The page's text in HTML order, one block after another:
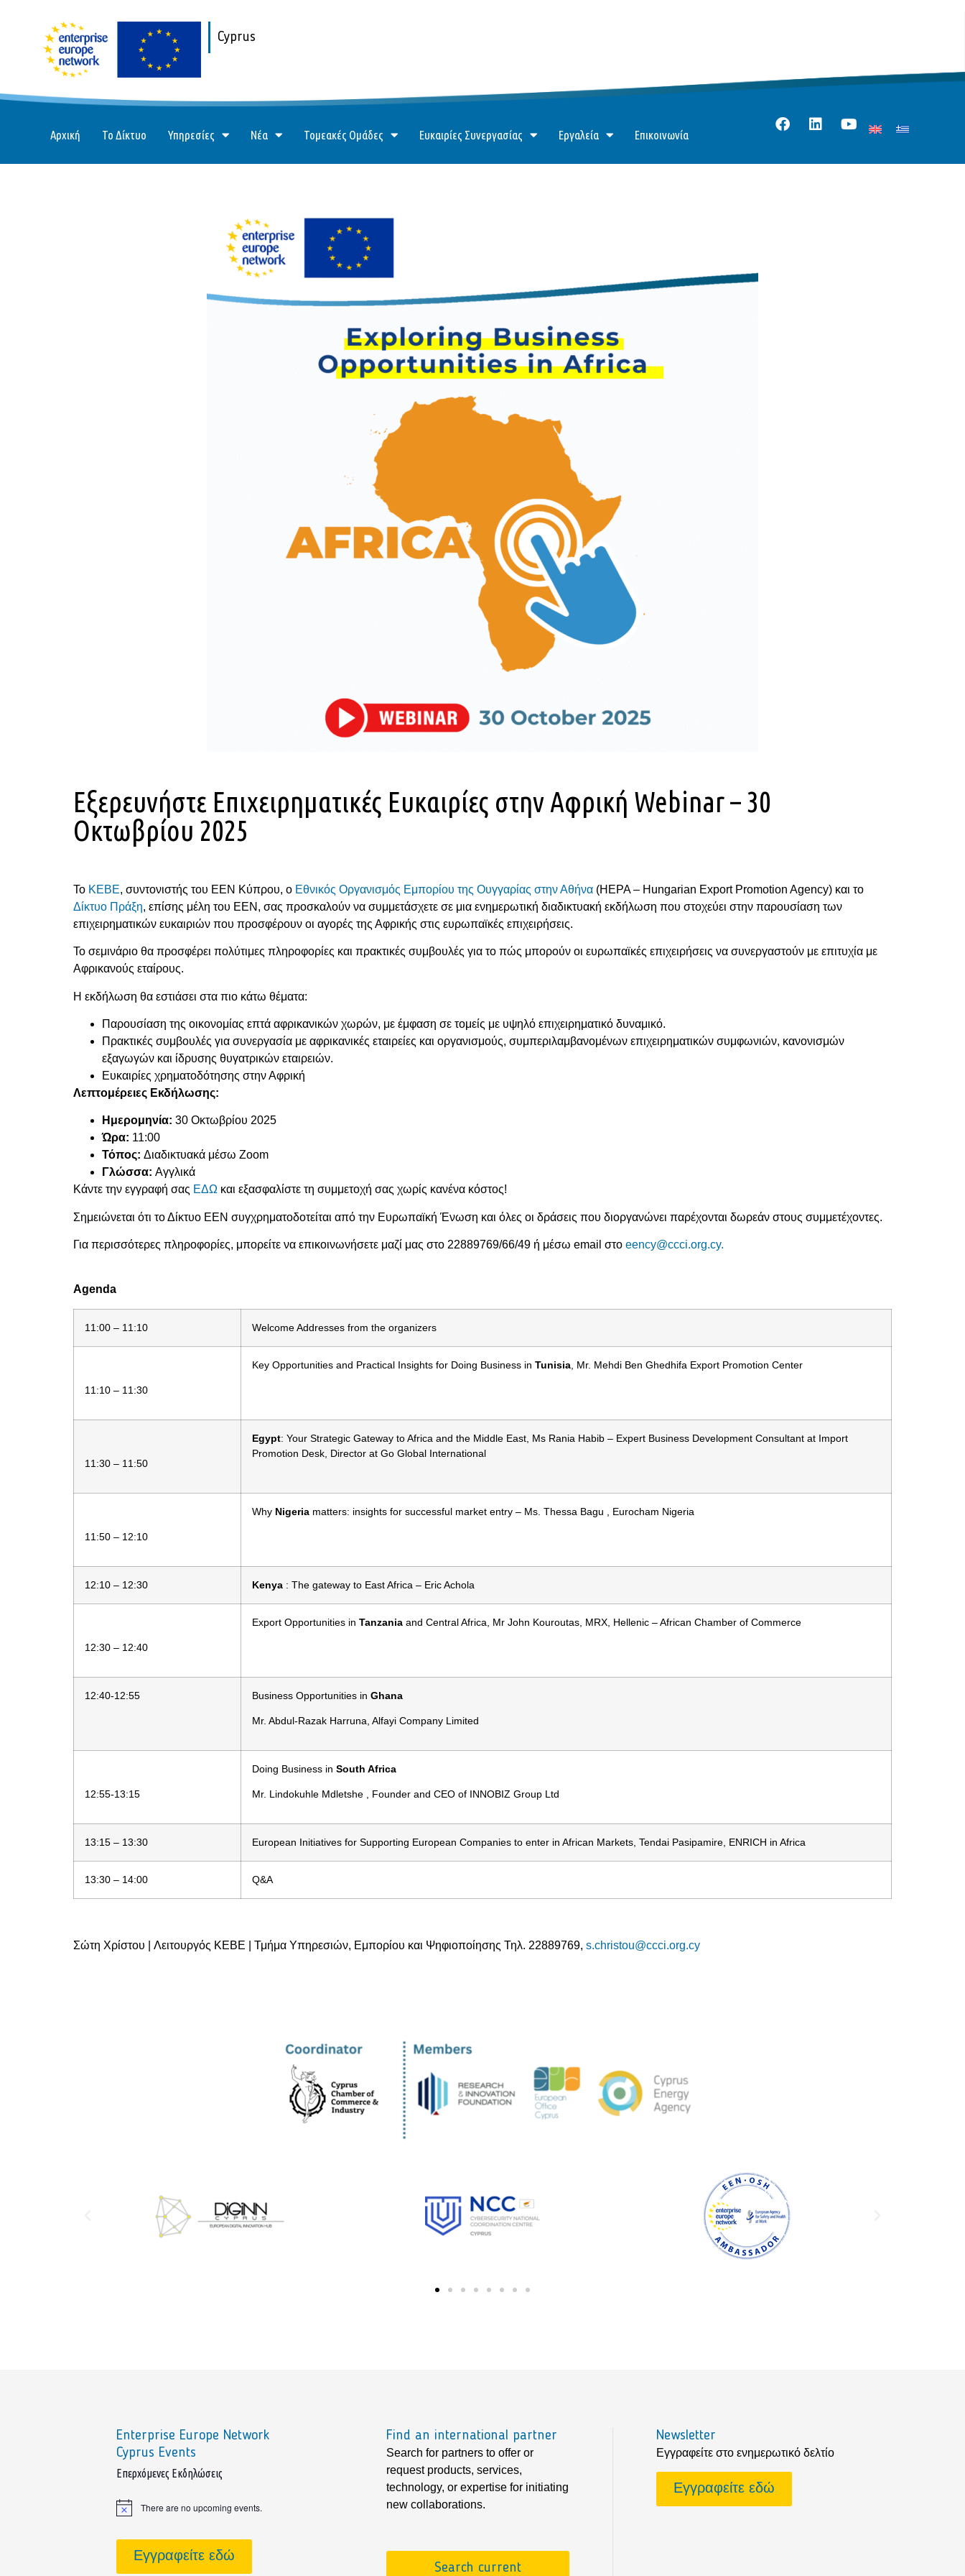
Cyprus
Αρχική Το Δίκτυο Υπηρεσίες Νέα Τομεακές Ομάδες Ευκαιρίες Συνεργασίας Εργαλεία Επικοινωνία
Εξερευνήστε Επιχειρηματικές Ευκαιρίες στην Αφρική Webinar – 30
Οκτωβρίου 2025
Το ΚΕΒΕ, συντονιστής του ΕΕΝ Κύπρου, o Εθνικός Οργανισμός Εμπορίου της Ουγγαρίας στην Αθήνα (HEPA – Hungarian Export Promotion Agency) και το
Δίκτυο Πράξη, επίσης μέλη του ΕΕΝ, σας προσκαλούν να συμμετάσχετε σε μια ενημερωτική διαδικτυακή εκδήλωση που στοχεύει στην παρουσίαση των
επιχειρηματικών ευκαιριών που προσφέρουν οι αγορές της Αφρικής στις ευρωπαϊκές επιχειρήσεις.
Το σεμινάριο θα προσφέρει πολύτιμες πληροφορίες και πρακτικές συμβουλές για το πώς μπορούν οι ευρωπαϊκές επιχειρήσεις να συνεργαστούν με επιτυχία με
Αφρικανούς εταίρους.
Η εκδήλωση θα εστιάσει στα πιο κάτω θέματα:
Παρουσίαση της οικονομίας επτά αφρικανικών χωρών, με έμφαση σε τομείς με υψηλό επιχειρηματικό δυναμικό.
Πρακτικές συμβουλές για συνεργασία με αφρικανικές εταιρείες και οργανισμούς, συμπεριλαμβανομένων επιχειρηματικών συμφωνιών, κανονισμών
εξαγωγών και ίδρυσης θυγατρικών εταιρειών.
Ευκαιρίες χρηματοδότησης στην Αφρική
Λεπτομέρειες Εκδήλωσης:
Ημερομηνία: 30 Οκτωβρίου 2025
Ώρα: 11:00
Τόπος: Διαδικτυακά μέσω Zoom
Γλώσσα: Αγγλικά
Κάντε την εγγραφή σας ΕΔΩ και εξασφαλίστε τη συμμετοχή σας χωρίς κανένα κόστος!
Σημειώνεται ότι το Δίκτυο ΕΕΝ συγχρηματοδοτείται από την Ευρωπαϊκή Ένωση και όλες οι δράσεις που διοργανώνει παρέχονται δωρεάν στους συμμετέχοντες.
Για περισσότερες πληροφορίες, μπορείτε να επικοινωνήσετε μαζί μας στο 22889769/66/49 ή μέσω email στο eency@ccci.org.cy.
Agenda
11:00 – 11:10 Welcome Addresses from the organizers
11:10 – 11:30
Key Opportunities and Practical Insights for Doing Business in Tunisia , Mr. Mehdi Ben Ghedhifa Export Promotion Center
11:30 – 11:50
Egypt: Your Strategic Gateway to Africa and the Middle East, Ms Rania Habib – Expert Business Development Consultant at Import
Promotion Desk, Director at Go Global International
11:50 – 12:10
Why Nigeria matters: insights for successful market entry – Ms. Thessa Bagu , Eurocham Nigeria
12:10 – 12:30 Kenya : The gateway to East Africa – Eric Achola
12:30 – 12:40
Export Opportunities in Tanzania and Central Africa, Mr John Kouroutas, MRX, Hellenic – African Chamber of Commerce
12:40-12:55 Business Opportunities in Ghana
Mr. Abdul-Razak Harruna, Alfayi Company Limited
12:55-13:15
Doing Business in South Africa
Mr. Lindokuhle Mdletshe , Founder and CEO of INNOBIZ Group Ltd
13:15 – 13:30 European Initiatives for Supporting European Companies to enter in African Markets, Tendai Pasipamire, ENRICH in Africa
13:30 – 14:00 Q&A
Σώτη Χρίστου | Λειτουργός ΚΕΒΕ | Τμήμα Υπηρεσιών, Εμπορίου και Ψηφιοποίησης Τηλ. 22889769, s.christou@ccci.org.cy
Enterprise Europe Network
Cyprus Events
sidebar
Επερχόμενες Εκδηλώσεις
Notice There are no upcoming events.
Εγγραφείτε εδώ
Find an international partner
Search for partners to offer or
request products, services,
technology, or expertise for initiating
new collaborations.
Search current
Newsletter
Εγγραφείτε στο ενημερωτικό δελτίο
Εγγραφείτε εδώ